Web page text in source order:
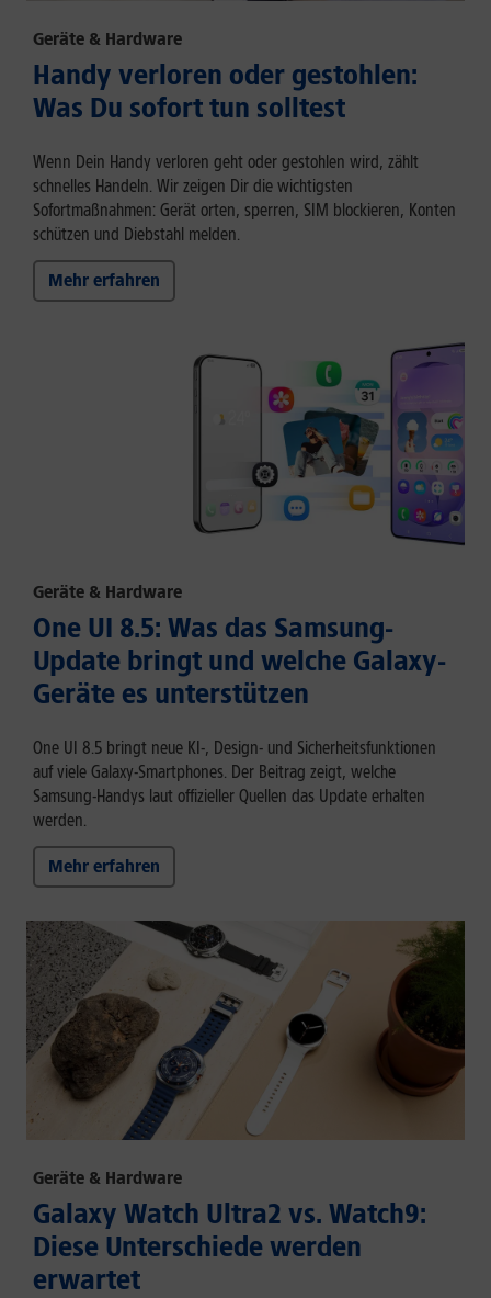
Geräte & Hardware
Handy verloren oder gestohlen:
Was Du sofort tun solltest
Wenn Dein Handy verloren geht oder gestohlen wird, zählt
schnelles Handeln. Wir zeigen Dir die wichtigsten
Sofortmaßnahmen: Gerät orten, sperren, SIM blockieren, Konten
schützen und Diebstahl melden.
Mehr erfahren
Geräte & Hardware
One UI 8.5: Was das Samsung-
Update bringt und welche Galaxy-
Geräte es unterstützen
One UI 8.5 bringt neue KI-, Design- und Sicherheitsfunktionen
auf viele Galaxy-Smartphones. Der Beitrag zeigt, welche
Samsung-Handys laut offizieller Quellen das Update erhalten
werden.
Mehr erfahren
Geräte & Hardware
Galaxy Watch Ultra2 vs. Watch9:
Diese Unterschiede werden
erwartet